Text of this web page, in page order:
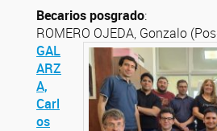
Becarios posgrado:
ROMERO OJEDA, Gonzalo
GAL
ARZ
A,
Carl
os